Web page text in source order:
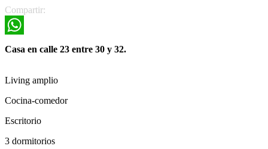
Compartir:
WhatsApp
Casa en calle 23 entre 30 y 32.
Living amplio
Cocina-comedor
Escritorio
3 dormitorios